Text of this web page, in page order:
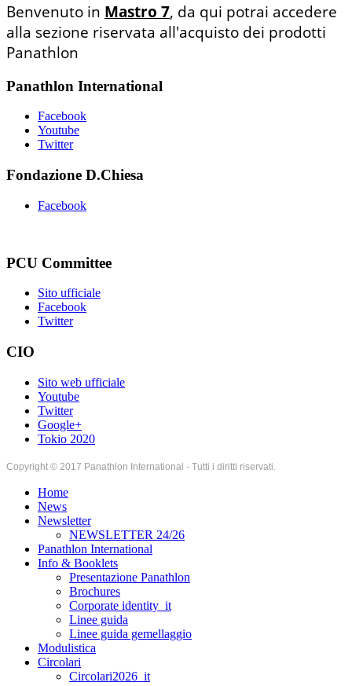
Benvenuto in Mastro 7, da qui potrai accedere
alla sezione riservata all'acquisto dei prodotti
Panathlon
Panathlon International
Facebook
Youtube
Twitter
Fondazione D.Chiesa
Facebook
PCU Committee
Sito ufficiale
Facebook
Twitter
CIO
Sito web ufficiale
Youtube
Twitter
Google+
Tokio 2020
Copyright © 2017 Panathlon International - Tutti i diritti riservati.
Home
News
Newsletter
NEWSLETTER 24/26
Panathlon International
Info & Booklets
Presentazione Panathlon
Brochures
Corporate identity_it
Linee guida
Linee guida gemellaggio
Modulistica
Circolari
Circolari2026_it